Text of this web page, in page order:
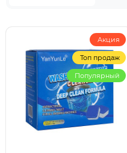
Акция
Топ продаж
Популярный